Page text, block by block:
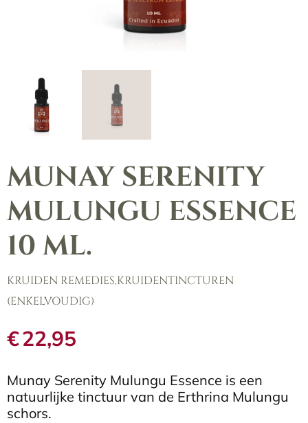
MUNAY SERENITY
MULUNGU ESSENCE
10 ML.
KRUIDEN REMEDIES,KRUIDENTINCTUREN
(ENKELVOUDIG)
€22,95
Munay Serenity Mulungu Essence is een
natuurlijke tinctuur van de Erthrina Mulungu
schors.